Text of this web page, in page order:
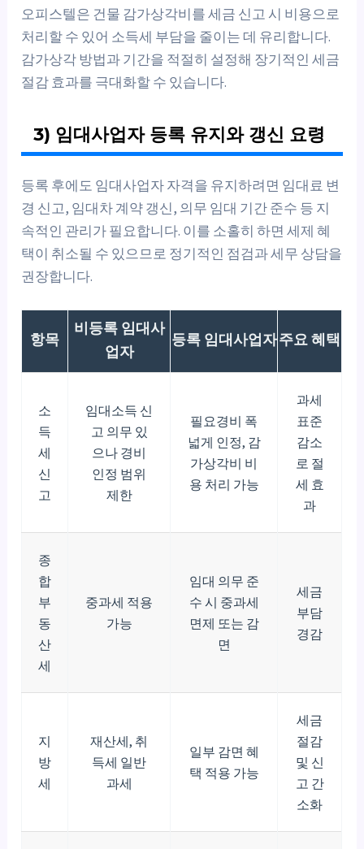
오피스텔은 건물 감가상각비를 세금 신고 시 비용으로
처리할 수 있어 소득세 부담을 줄이는 데 유리합니다.
감가상각 방법과 기간을 적절히 설정해 장기적인 세금
절감 효과를 극대화할 수 있습니다.
3) 임대사업자 등록 유지와 갱신 요령
등록 후에도 임대사업자 자격을 유지하려면 임대료 변
경 신고, 임대차 계약 갱신, 의무 임대 기간 준수 등 지
속적인 관리가 필요합니다. 이를 소홀히 하면 세제 혜
택이 취소될 수 있으므로 정기적인 점검과 세무 상담을
권장합니다.
항목
비등록 임대사
업자
등록 임대사업자주요 혜택
소
득
세
신
고
임대소득 신
고 의무 있
으나 경비
인정 범위
제한
필요경비 폭
넓게 인정, 감
가상각비 비
용 처리 가능
과세
표준
감소
로 절
세 효
과
종
합
부
동
산
세
중과세 적용
가능
임대 의무 준
수 시 중과세
면제 또는 감
면
세금
부담
경감
지
방
세
재산세, 취
득세 일반
과세
일부 감면 혜
택 적용 가능
세금
절감
및 신
고 간
소화